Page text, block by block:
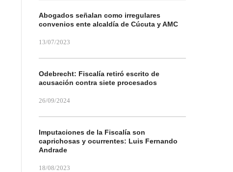
Abogados señalan como irregulares
convenios ente alcaldía de Cúcuta y AMC
13/07/2023
Odebrecht: Fiscalía retiró escrito de
acusación contra siete procesados
26/09/2024
Imputaciones de la Fiscalía son
caprichosas y ocurrentes: Luis Fernando
Andrade
18/08/2023